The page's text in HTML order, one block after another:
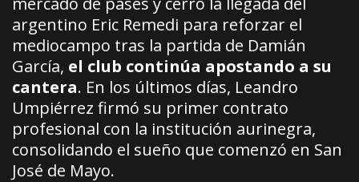
argentino Eric Remedi para reforzar el
mediocampo tras la partida de Damián
García, el club continúa apostando a su
cantera. En los últimos días, Leandro
Umpiérrez firmó su primer contrato
profesional con la institución aurinegra,
consolidando el sueño que comenzó en San
José de Mayo.